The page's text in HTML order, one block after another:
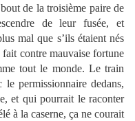
de la troisième paire de
de leur fusée, et
mal que s’ils étaient nés
contre mauvaise fortune
tout le monde. Le train
le permissionnaire dedans,
et qui pourrait le raconter
à la caserne, ça ne courait